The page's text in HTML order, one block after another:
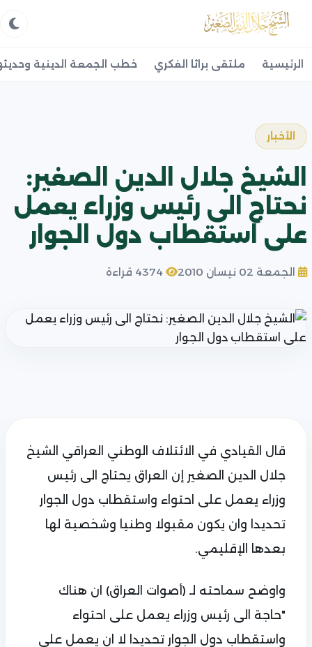
الرئيسية ملتقى براثا الفكري خطب الجمعة الدينية
الأخبار
الشيخ جلال الدين الصغير:
نحتاج الى رئيس وزراء يعمل
على استقطاب دول الجوار
الجمعة 02 نيسان 2010
قال القيادي في الائتلاف الوطني العراقي الشيخ
جلال الدين الصغير إن العراق يحتاج الى رئيس
وزراء يعمل على احتواء واستقطاب دول الجوار
تحديدا وان يكون مقبولا وطنيا وشخصية لها
بعدها الإقليمي.
واوضح سماحته لـ (أصوات العراق) ان هناك
"حاجة الى رئيس وزراء يعمل على احتواء
واستقطاب دول الجوار تحديدا لا ان يعمل على